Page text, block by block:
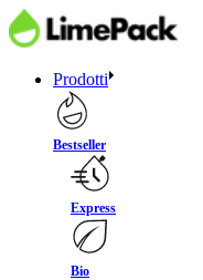
Prodotti
Bestseller
Express
Bio